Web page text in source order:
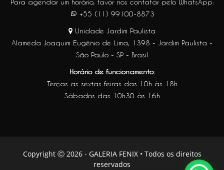
+55 (11) 99100-8873
Unidade Jardim Paulista
Alameda Joaquim Eugênio de Lima, 1398 - Jardim Paulista -
São Paulo - SP - Brasil
Horário de funcionamento:
Terças as sextas feiras das 10h às 18h
Sábados das 10h30 às 16h
Copyright Ⓒ 2026 - GALERIA FENIX • Todos os direitos
reservados